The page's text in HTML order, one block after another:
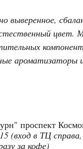
выверенное,
ароматизаторы
проспект
(вход в ТЦ справа,
за кофе)